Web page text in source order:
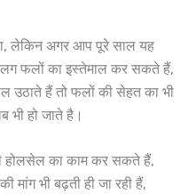
लेकिन अगर आप पूरे साल यह
फलों का इस्तेमाल कर सकते हैं,
हैं तो फलों की सेहत का भी
भी हो जाते है।
होलसेल का काम कर सकते हैं,
भी बढ़ती ही जा रही हैं,